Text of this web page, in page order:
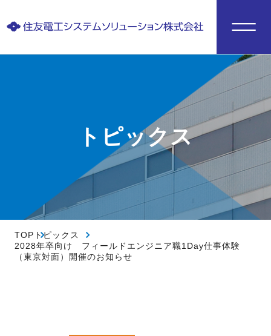
トピックス
TOP トピックス
2028年卒向け フィールドエンジニア職1Day仕事体験
（東京対面）開催のお知らせ